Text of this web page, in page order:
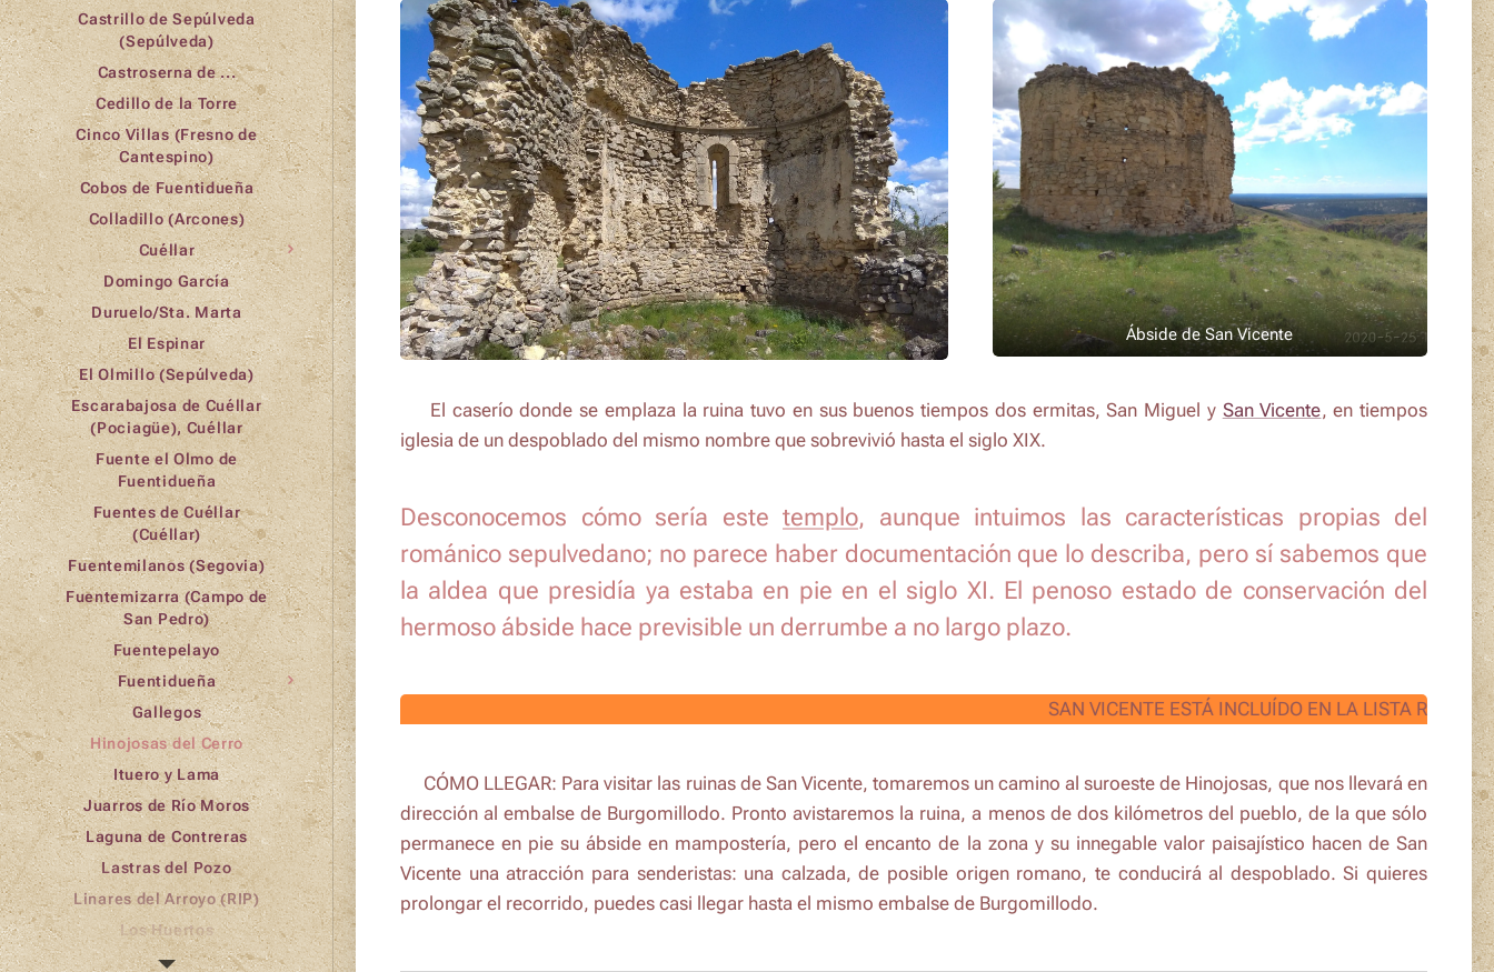
Castrillo de Sepúlveda
(Sepúlveda)
Castroserna de ...
Cedillo de la Torre
Cinco Villas (Fresno de
Cantespino)
Cobos de Fuentidueña
Colladillo (Arcones)
Cuéllar
Domingo García
Duruelo/Sta. Marta
El Espinar
El Olmillo (Sepúlveda)
Escarabajosa de Cuéllar
(Pociagüe), Cuéllar
Fuente el Olmo de
Fuentidueña
Fuentes de Cuéllar
(Cuéllar)
Fuentemilanos (Segovia)
Fuentemizarra (Campo de
San Pedro)
Fuentepelayo
Fuentidueña
Gallegos
Hinojosas del Cerro
Ituero y Lama
Juarros de Río Moros
Laguna de Contreras
Lastras del Pozo
Linares del Arroyo (RIP)
Los Huertos
Lovingos (Cuéllar)
Ábside de San Vicente
ℹ️ El caserío donde se emplaza la ruina tuvo en sus buenos tiempos dos ermitas,San Miguel y San Vicente, en tiempos
iglesia de un despoblado del mismo nombre que sobrevivió hasta el siglo XIX.
Desconocemos cómo sería este templo, aunque intuimos las características propias del
románico sepulvedano; no parece haber documentación que lo describa, pero sí sabemos que
la aldea que presidía ya estaba en pie en el siglo XI. El penoso estado de conservación del
hermoso ábside hace previsible un derrumbe a no largo plazo.
SAN VICENTE ESTÁ INCLUÍDO EN LA LISTA ROJA DEL
🧑‍🦯CÓMO LLEGAR: Para visitar las ruinas de San Vicente, tomaremos un camino al suroeste de Hinojosas, que nos llevará en
dirección al embalse de Burgomillodo. Pronto avistaremos la ruina, a menos de dos kilómetros del pueblo, de la que sólo
permanece en pie su ábside en mampostería, pero el encanto de la zona y su innegable valor paisajístico hacen de San
Vicente una atracción para senderistas: una calzada, de posible origen romano, te conducirá al despoblado. Si quieres
prolongar el recorrido, puedes casi llegar hasta el mismo embalse de Burgomillodo.